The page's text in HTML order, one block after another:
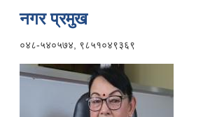
नगर प्रमुख
०४८-५४०५७४, ९८५१०४९३६९